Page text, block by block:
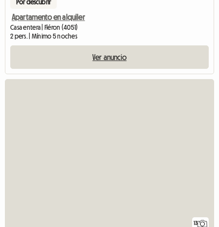
Por descubrir
Apartamento en alquiler
Casa entera | Fléron (4051)
2 pers. | Mínimo 5 noches
Ver anuncio
13